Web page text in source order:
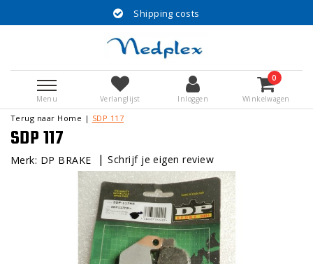
Shipping costs
Menu Verlanglijst Inloggen
0
Winkelwagen
Terug naar Home | SDP 117
SDP 117
Merk: DP BRAKE |Schrijf je eigen review